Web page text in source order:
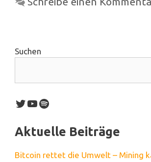
Suchen
Twitter
YouTube
Spotify
Aktuelle Beiträge
Bitcoin rettet die Umwelt – Mining